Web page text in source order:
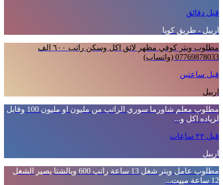
قبل دقائق
اربيل - طريق كويا
مطلوب ويتر كوفي مظهر لائق اكل وسكن راتب ٦٠٠ الف
07769878033 (واتساب)
قبل ساعتين
اربيل
مطلوب معلم شاورما سوري الراتب من مليون او مليون 100 وقابل
لزياده اكل و...
قبل ٢٢ ساعات
اربيل
مطلوب عامل ويتر شغل 13 ساعة راتب 600 وبالشتا يصير الشغل
12 ساعة مبيت...